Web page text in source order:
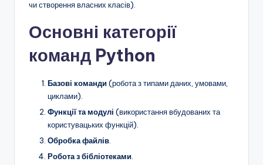
чи створення власних класів).
Основні категорії
команд Python
Базові команди(робота з типами даних, умовами,
циклами).
Функції та модулі (використання вбудованих та
користувацьких функцій).
Обробка файлів.
Робота з бібліотеками.